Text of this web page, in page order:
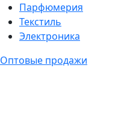
Парфюмерия
Текстиль
Электроника
Оптовые продажи